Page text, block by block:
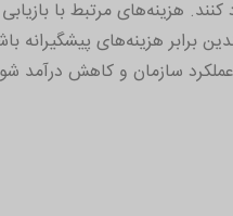
هزینه‌های مرتبط با
برابر هزینه‌های پیشگیرانه
سازمان و کاهش درآمد